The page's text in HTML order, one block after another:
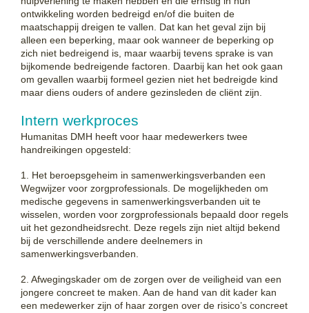
ontwikkeling worden bedreigd en/of die buiten de
maatschappij dreigen te vallen. Dat kan het geval zijn bij
alleen een beperking, maar ook wanneer de beperking op
zich niet bedreigend is, maar waarbij tevens sprake is van
bijkomende bedreigende factoren. Daarbij kan het ook gaan
om gevallen waarbij formeel gezien niet het bedreigde kind
maar diens ouders of andere gezinsleden de cliënt zijn.
Intern werkproces
Humanitas DMH heeft voor haar medewerkers twee
handreikingen opgesteld:
1. Het beroepsgeheim in samenwerkingsverbanden een
Wegwijzer voor zorgprofessionals. De mogelijkheden om
medische gegevens in samenwerkingsverbanden uit te
wisselen, worden voor zorgprofessionals bepaald door regels
uit het gezondheidsrecht. Deze regels zijn niet altijd bekend
bij de verschillende andere deelnemers in
samenwerkingsverbanden.
2. Afwegingskader om de zorgen over de veiligheid van een
jongere concreet te maken. Aan de hand van dit kader kan
een medewerker zijn of haar zorgen over de risico’s concreet